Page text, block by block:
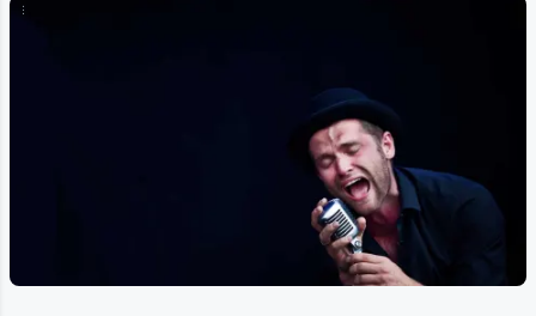
...